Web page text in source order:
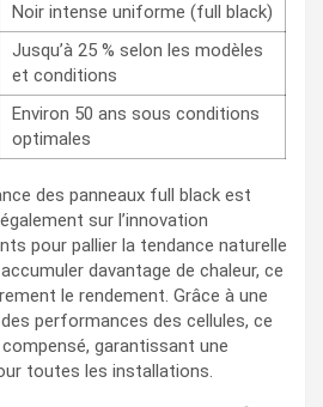
Noir intense uniforme (full black)
Jusqu’à 25 % selon les modèles
et conditions
Environ 50 ans sous conditions
optimales
des panneaux full black est
sur l’innovation
pour pallier la tendance naturelle
davantage de chaleur, ce
le rendement. Grâce à une
performances des cellules, ce
garantissant une
toutes les installations.